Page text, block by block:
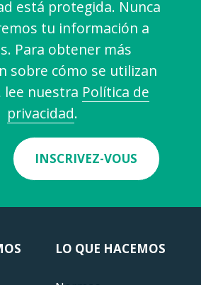
está protegida. Nunca
tu información a
Para obtener más
sobre cómo se utilizan
nuestra Política de
privacidad.
INSCRIVEZ-VOUS
LO QUE HACEMOS